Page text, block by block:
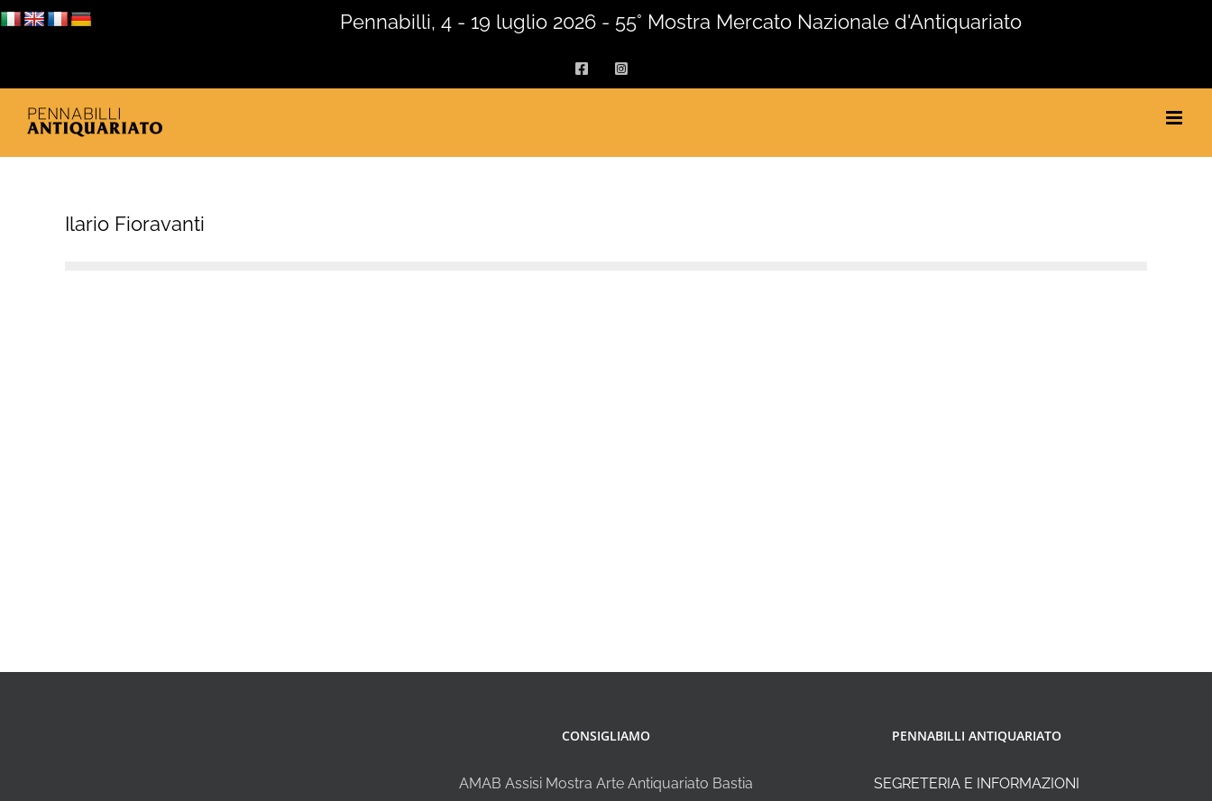
Salta
Pennabilli, 4 - 19 luglio 2026 - 55° Mostra Mercato Nazionale d'Antiquariato
FacebookInstagram
Ilario Fioravanti
CONSIGLIAMO
AMAB Assisi Mostra Arte Antiquariato Bastia
PENNABILLI ANTIQUARIATO
SEGRETERIA E INFORMAZIONI